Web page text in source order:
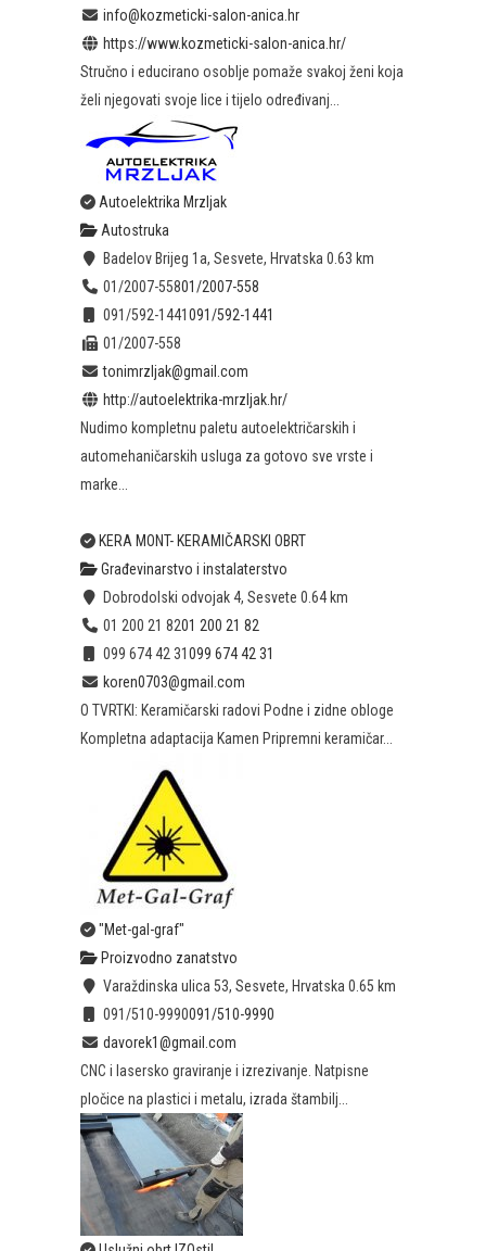
info@kozmeticki-salon-anica.hr
https://www.kozmeticki-salon-anica.hr/
Stručno i educirano osoblje pomaže svakoj ženi koja
želi njegovati svoje lice i tijelo određivanj...
Autoelektrika Mrzljak
Autostruka
Badelov Brijeg 1a, Sesvete, Hrvatska 0.63 km
01/2007-55801/2007-558
091/592-1441091/592-1441
01/2007-558
tonimrzljak@gmail.com
http://autoelektrika-mrzljak.hr/
Nudimo kompletnu paletu autoelektričarskih i
automehaničarskih usluga za gotovo sve vrste i
marke...
KERA MONT- KERAMIČARSKI OBRT
Građevinarstvo i instalaterstvo
Dobrodolski odvojak 4, Sesvete 0.64 km
01 200 21 8201 200 21 82
099 674 42 31099 674 42 31
koren0703@gmail.com
O TVRTKI: Keramičarski radovi Podne i zidne obloge
Kompletna adaptacija Kamen Pripremni keramičar...
"Met-gal-graf"
Proizvodno zanatstvo
Varaždinska ulica 53, Sesvete, Hrvatska 0.65 km
091/510-9990091/510-9990
davorek1@gmail.com
CNC i lasersko graviranje i izrezivanje. Natpisne
pločice na plastici i metalu, izrada štambilj...